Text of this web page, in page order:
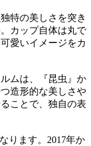
特の美しさを突き
カップ自体は丸で
愛いイメージをカ
ムは、『昆虫』か
造形的な美しさや
ことで、独自の表
ります。2017年か